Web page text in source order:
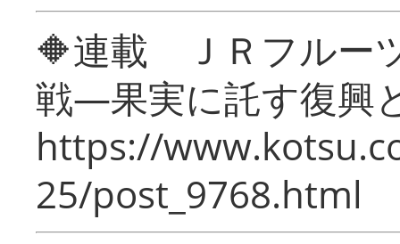
🔶連載 ＪＲフルー
戦―果実に託す復興
https://
25/post_9768.html